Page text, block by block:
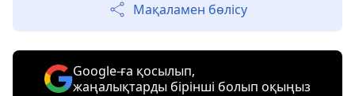
Мақаламен бөлісу
Google-ға қосылып,
жаңалықтарды бірінші болып оқыңыз